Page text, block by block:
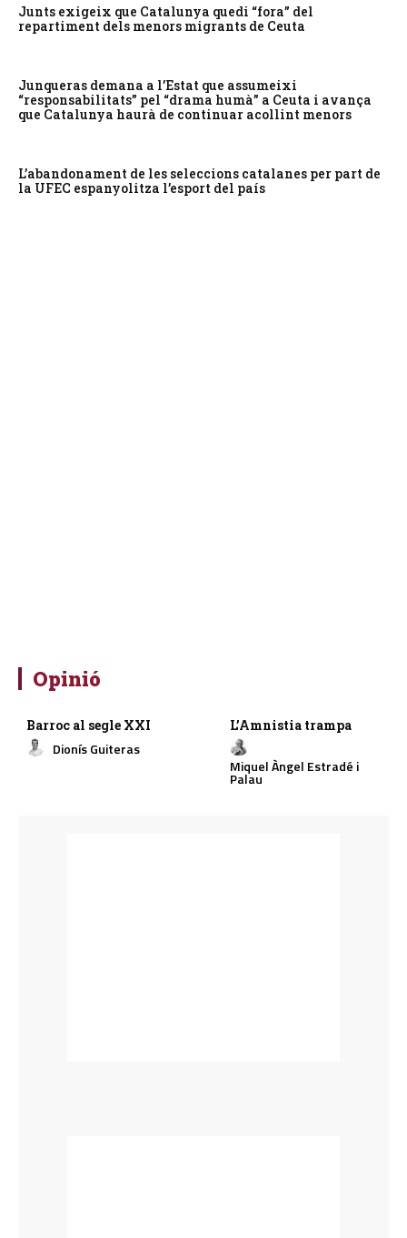
Junts exigeix que Catalunya quedi “fora” del
repartiment dels menors migrants de Ceuta
Junqueras demana a l’Estat que assumeixi
“responsabilitats” pel “drama humà” a Ceuta i avança
que Catalunya haurà de continuar acollint menors
L’abandonament de les seleccions catalanes per part de
la UFEC espanyolitza l’esport del país
Opinió
Barroc al segle XXI
Dionís Guiteras
L’Amnistia trampa
Miquel Àngel Estradé i
Palau